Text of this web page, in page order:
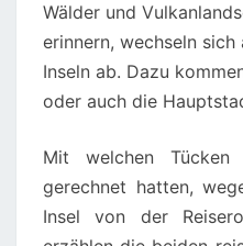
Wälder und
erinnern, wechseln
Inseln ab. Dazu
oder auch die
Mit welchen
gerechnet hatten,
Insel von der